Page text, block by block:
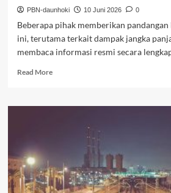
Embassy
Consulates
in
Indonesia
PBN-daunhoki 10 Juni 2026 0
Beberapa pihak memberikan
ini, terutama terkait dampak jangka
membaca informasi resmi secara
Read MoreRead
Kedutaan
Program
Pelatihan
Guru